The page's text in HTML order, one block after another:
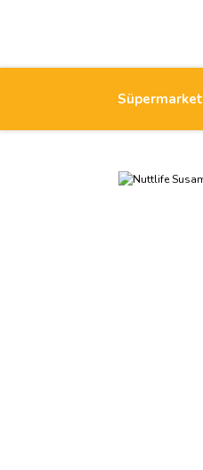
Süpermarket